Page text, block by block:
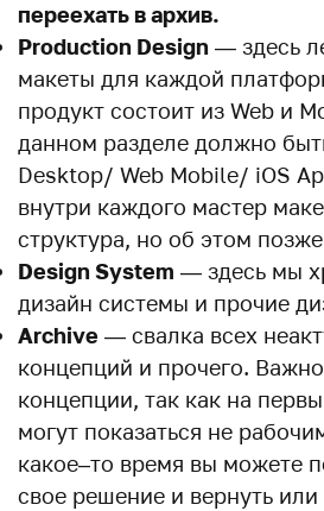
переехать в архив.
Production Design — здесь
макеты для каждой
продукт состоит из Web и
данном разделе должно
Desktop/ Web Mobile/ iOS
внутри каждого мастер
структура, но об этом
Design System — здесь мы
дизайн системы и прочие
Archive — свалка всех
концепций и прочего.
концепции, так как на
могут показаться не
какое–то время вы можете
свое решение и вернуть